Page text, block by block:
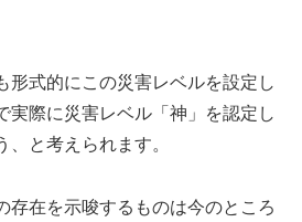
形式的にこの災害レベルを設定し
実際に災害レベル「神」を認定し
と考えられます。
存在を示唆するものは今のところ